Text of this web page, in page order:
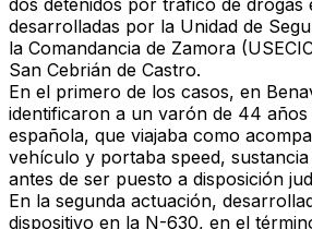
dos detenidos por tráfico de drogas
desarrolladas por la Unidad de
la Comandancia de Zamora
San Cebrián de Castro.
En el primero de los casos, en
identificaron a un varón de 44 años
española, que viajaba como
vehículo y portaba speed,
antes de ser puesto a disposición
En la segunda actuación,
dispositivo en la N-630, en el